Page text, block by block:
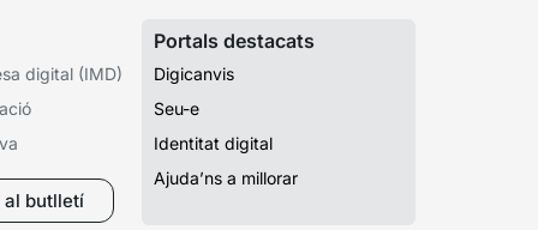
digital (IMD)
butlletí
Portals destacats
Digicanvis
Seu-e
Identitat digital
Ajuda’ns a millorar